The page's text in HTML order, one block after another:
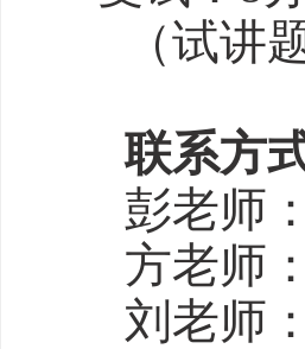
（试讲
联系方
彭老师
方老师
刘老师